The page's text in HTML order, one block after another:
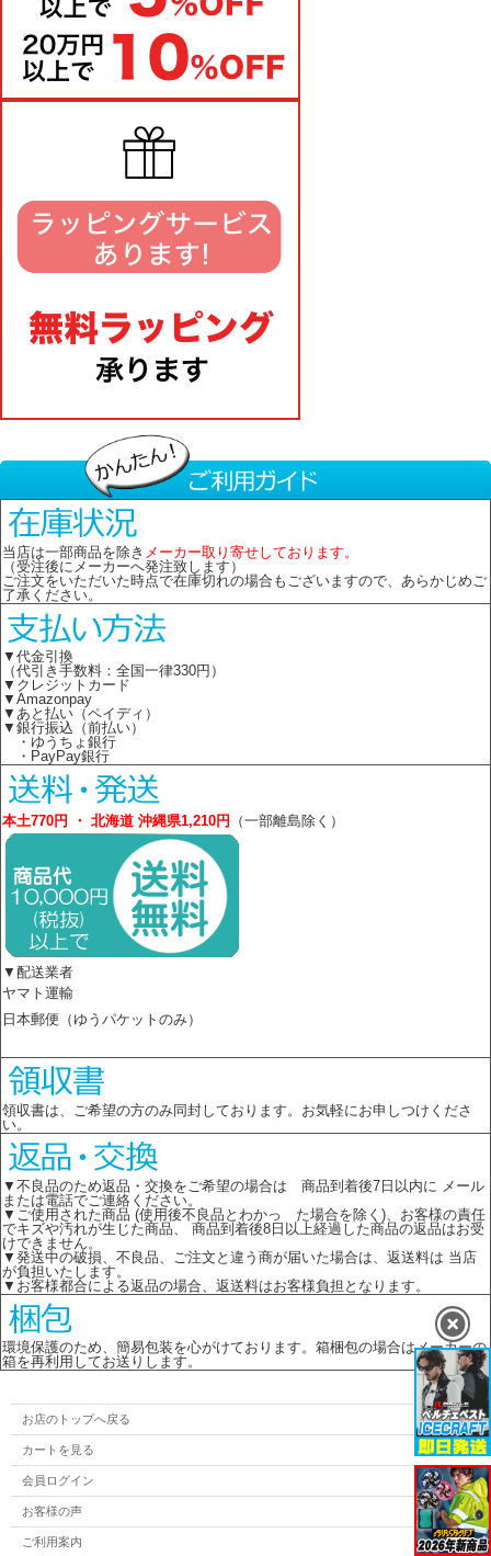
当店は一部商品を除き メーカー取り寄せしております。
（受注後にメーカーへ発注致します）
ご注文をいただいた時点で在庫切れの場合もございますので、あらかじめご
了承ください。
▼代金引換
（代引き手数料：全国一律330円）
▼クレジットカード
▼Amazonpay
▼あと払い（ペイディ）
▼銀行振込（前払い）
・ゆうちょ銀行
・PayPay銀行
本土770円 ・ 北海道 沖縄県1,210円 （一部離島除く）
▼配送業者
ヤマト運輸
日本郵便（ゆうパケットのみ）
領収書は、ご希望の方のみ同封しております。お気軽にお申しつけくださ
い。
▼不良品のため返品・交換をご希望の場合は 商品到着後7日以内に メール
または電話でご連絡ください。
▼ご使用された商品 (使用後不良品とわかっ た場合を除く)、お客様の責任
でキズや汚れが生じた商品、 商品到着後8日以上経過した商品の返品はお受
けできません。
▼発送中の破損、不良品、ご注文と違う商が届いた場合は、返送料は 当店
が負担いたします。
▼お客様都合による返品の場合、返送料はお客様負担となります。
環境保護のため、簡易包装を心がけております。箱梱包の場合はメーカーの
箱を再利用してお送りします。
お店のトップへ戻る
カートを見る
会員ログイン
お客様の声
ご利用案内